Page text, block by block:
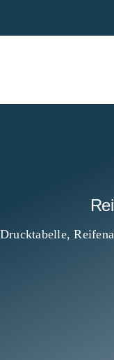
Drucktabelle,